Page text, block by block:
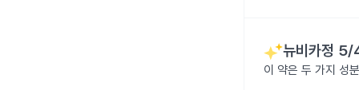
뉴비카정
이 약은 두 가지 성